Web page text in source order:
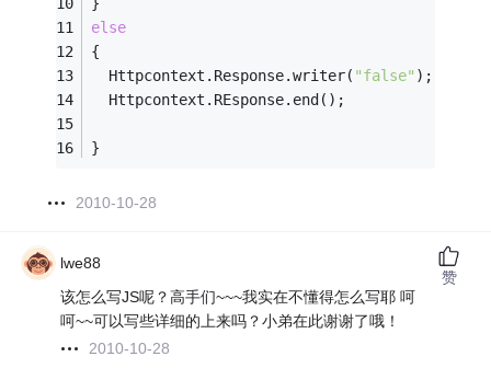
}
else
{
  Httpcontext.Response.writer(
"false" );
  Httpcontext.REsponse.end();
}
2010-10-28
lwe88
该怎么写JS呢？高手们~~~我实在不懂得怎么写耶 呵
呵~~可以写些详细的上来吗？小弟在此谢谢了哦！
2010-10-28
赞